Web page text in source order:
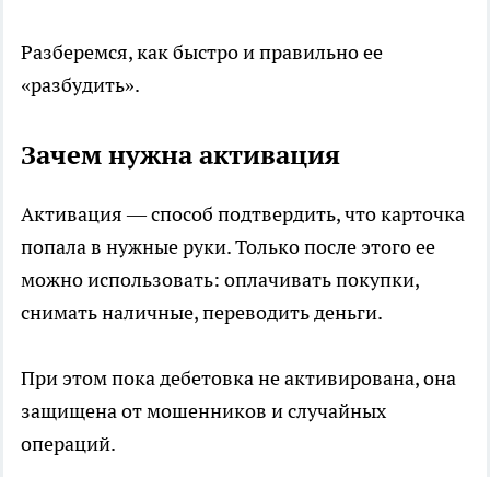
Разберемся, как быстро и правильно ее
«разбудить».
Зачем нужна активация
Активация — способ подтвердить, что карточка
попала в нужные руки. Только после этого ее
можно использовать: оплачивать покупки,
снимать наличные, переводить деньги.
При этом пока дебетовка не активирована, она
защищена от мошенников и случайных
операций.